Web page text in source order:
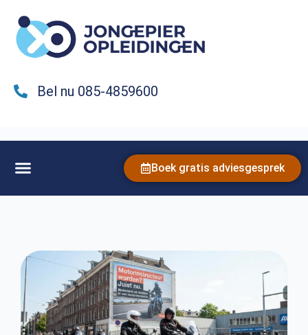
Bel nu 085-4859600
Boek gratis adviesgesprek